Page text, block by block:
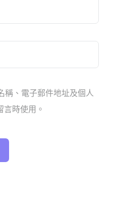
稱、電子郵件地址及個人
時使用。